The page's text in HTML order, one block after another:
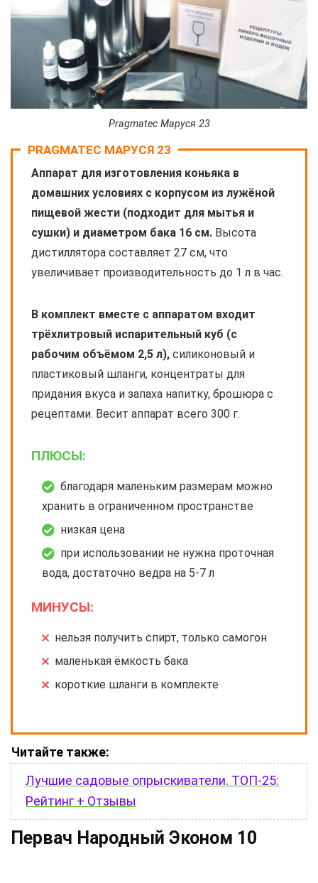
Pragmatec Маруся 23
PRAGMATEC МАРУСЯ 23
Аппарат для изготовления коньяка в
домашних условиях с корпусом из лужёной
пищевой жести (подходит для мытья и
сушки) и диаметром бака 16 см. Высота
дистиллятора составляет 27 см, что
увеличивает производительность до 1 л в час.
В комплект вместе с аппаратом входит
трёхлитровый испарительный куб (с
рабочим объёмом 2,5 л), силиконовый и
пластиковый шланги, концентраты для
придания вкуса и запаха напитку, брошюра с
рецептами. Весит аппарат всего 300 г.
ПЛЮСЫ:
благодаря маленьким размерам можно
хранить в ограниченном пространстве
низкая цена
при использовании не нужна проточная
вода, достаточно ведра на 5-7 л
МИНУСЫ:
нельзя получить спирт, только самогон
маленькая ёмкость бака
короткие шланги в комплекте
Читайте также:
Лучшие садовые опрыскиватели. ТОП-25:
Рейтинг + Отзывы
Первач Народный Эконом 10